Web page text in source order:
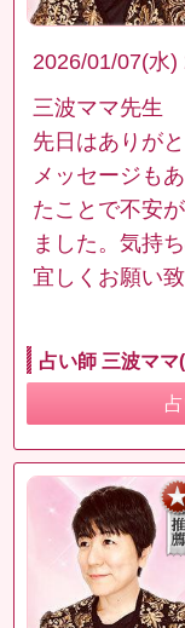
2026/01/07(水)
三波ママ先生
先日はありが
メッセージも
たことで不安
ました。気持
宜しくお願い致
占い師 三波マ